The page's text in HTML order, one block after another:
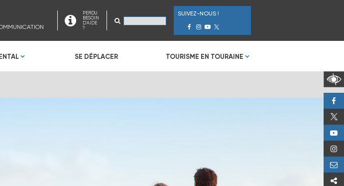
PERDU
BESOIN
D'AIDE
?
SUIVEZ-NOUS !
SE DÉPLACER TOURISME EN TOURAINE